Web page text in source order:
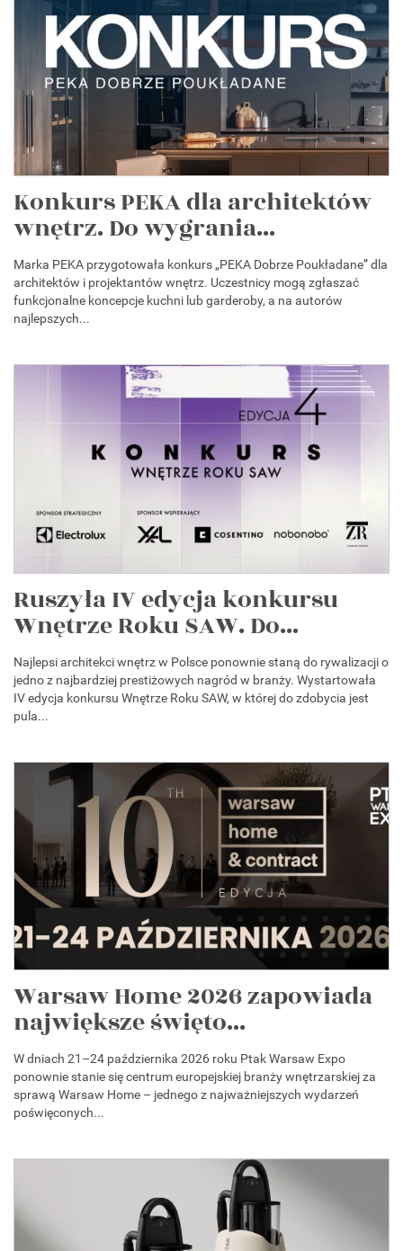
Konkurs PEKA dla architektów
wnętrz. Do wygrania...
Marka PEKA przygotowała konkurs „PEKA Dobrze Poukładane” dla
architektów i projektantów wnętrz. Uczestnicy mogą zgłaszać
funkcjonalne koncepcje kuchni lub garderoby, a na autorów
najlepszych...
Ruszyła IV edycja konkursu
Wnętrze Roku SAW. Do...
Najlepsi architekci wnętrz w Polsce ponownie staną do rywalizacji o
jedno z najbardziej prestiżowych nagród w branży. Wystartowała
IV edycja konkursu Wnętrze Roku SAW, w której do zdobycia jest
pula...
Warsaw Home 2026 zapowiada
największe święto...
W dniach 21–24 października 2026 roku Ptak Warsaw Expo
ponownie stanie się centrum europejskiej branży wnętrzarskiej za
sprawą Warsaw Home – jednego z najważniejszych wydarzeń
poświęconych...